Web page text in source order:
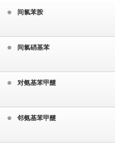
间氯苯胺
间氯硝基苯
对氨基苯甲醚
邻氨基苯甲醚